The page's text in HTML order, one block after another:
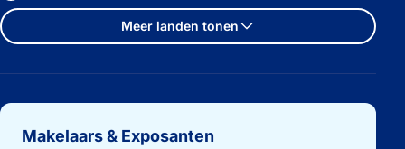
Meer landen tonen
Belangrijke links
Makelaars & Exposanten